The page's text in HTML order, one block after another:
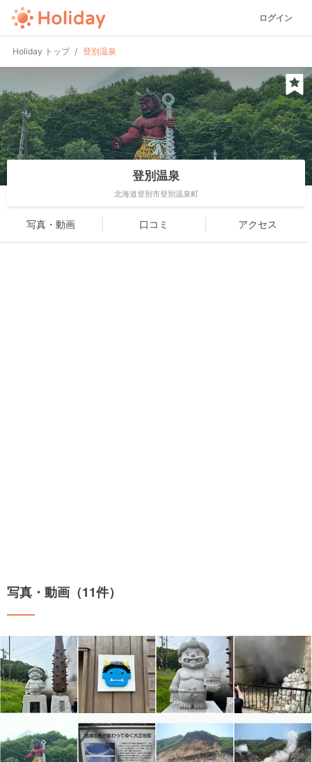
ログイン
Holiday トップ 登別温泉
登別温泉
北海道登別市登別温泉町
写真・動画 口コミ アクセス
写真・動画（11件）